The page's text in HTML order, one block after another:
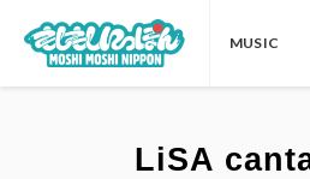
MUSIC
LiSA